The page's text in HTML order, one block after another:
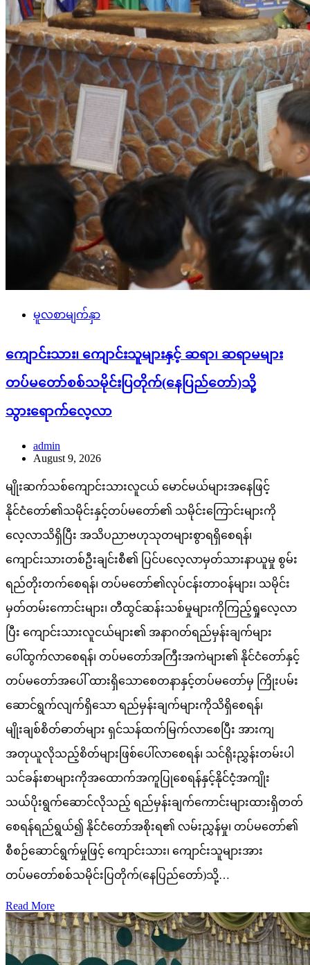
မူလစာမျက်နှာ
ကျောင်းသား၊ ကျောင်းသူများနှင့် ဆရာ၊ ဆရာမများ
တပ်မတော်စစ်သမိုင်းပြတိုက်(နေပြည်တော်)သို့
သွားရောက်လေ့လာ
admin
August 9, 2026
မျိုးဆက်သစ်ကျောင်းသားလူငယ် မောင်မယ်များအနေဖြင့်
နိုင်ငံတော်၏သမိုင်းနှင့်တပ်မတော်၏ သမိုင်းကြောင်းများကို
လေ့လာသိရှိပြီး အသိပညာဗဟုသုတများစွာရရှိစေရန်၊
ကျောင်းသားတစ်ဦးချင်းစီ၏ ပြင်ပလေ့လာမှတ်သားနာယူမှု စွမ်း
ရည်တိုးတက်စေရန်၊ တပ်မတော်၏လုပ်ငန်းတာဝန်များ၊ သမိုင်း
မှတ်တမ်းကောင်းများ၊ တီထွင်ဆန်းသစ်မှုများကိုကြည့်ရှုလေ့လာ
ပြီး ကျောင်းသားလူငယ်များ၏ အနာဂတ်ရည်မှန်းချက်များ
ပေါ်ထွက်လာစေရန်၊ တပ်မတော်အကြီးအကဲများ၏ နိုင်ငံတော်နှင့်
တပ်မတော်အပေါ် ထားရှိသောစေတနာနှင့်တပ်မတော်မှ ကြိုးပမ်း
ဆောင်ရွက်လျက်ရှိသော ရည်မှန်းချက်များကိုသိရှိစေရန်၊
မျိုးချစ်စိတ်ဓာတ်များ ရှင်သန်ထက်မြက်လာစေပြီး အားကျ
အတုယူလိုသည့်စိတ်များဖြစ်ပေါ်လာစေရန်၊ သင်ရိုးညွှန်းတမ်းပါ
သင်ခန်းစာများကိုအထောက်အကူပြုစေရန်နှင့်နိုင်ငံ့အကျိုး
သယ်ပိုးရွက်ဆောင်လိုသည့် ရည်မှန်းချက်ကောင်းများထားရှိတတ်
စေရန်ရည်ရွယ်၍ နိုင်ငံတော်အစိုးရ၏ လမ်းညွှန်မှု၊ တပ်မတော်၏
စီစဉ်ဆောင်ရွက်မှုဖြင့် ကျောင်းသား၊ ကျောင်းသူများအား
တပ်မတော်စစ်သမိုင်းပြတိုက်(နေပြည်တော်)သို့…
Read More